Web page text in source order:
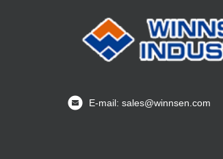
E-mail: sales@winnsen.com